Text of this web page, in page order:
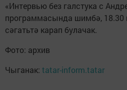
«Интервью без галстука с
программасында шимбә, 18.30
сәгатьтә карап булачак.
Фото: архив
Чыганак: tatar-inform.tatar